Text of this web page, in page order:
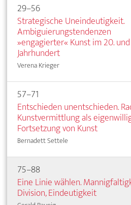
29–56
Strategische Uneindeutigkeit.
Ambiguierungstendenzen
»engagierter« Kunst im 20. und
Jahrhundert
Verena Krieger
57–71
Entschieden unentschieden.
Kunstvermittlung als
Fortsetzung von Kunst
Bernadett Settele
75–88
Eine Linie wählen.
Division, Eindeutigkeit